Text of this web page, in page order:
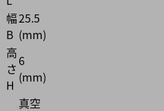
幅
B
25.5
(mm)
高
さ
H
6
(mm)
真空